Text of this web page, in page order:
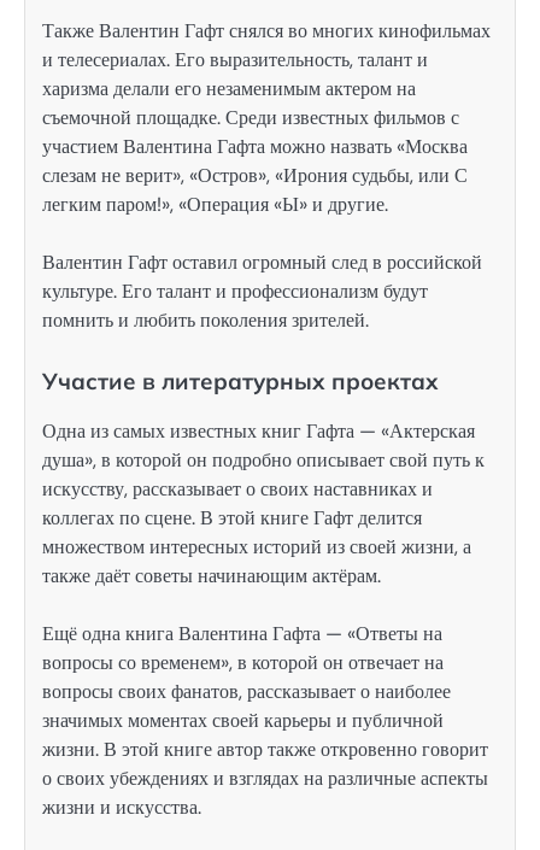
Также Валентин Гафт снялся во многих кинофильмах
и телесериалах. Его выразительность, талант и
харизма делали его незаменимым актером на
съемочной площадке. Среди известных фильмов с
участием Валентина Гафта можно назвать «Москва
слезам не верит», «Остров», «Ирония судьбы, или С
легким паром!», «Операция «Ы» и другие.
Валентин Гафт оставил огромный след в российской
культуре. Его талант и профессионализм будут
помнить и любить поколения зрителей.
Участие в литературных проектах
Одна из самых известных книг Гафта — «Актерская
душа», в которой он подробно описывает свой путь к
искусству, рассказывает о своих наставниках и
коллегах по сцене. В этой книге Гафт делится
множеством интересных историй из своей жизни, а
также даёт советы начинающим актёрам.
Ещё одна книга Валентина Гафта — «Ответы на
вопросы со временем», в которой он отвечает на
вопросы своих фанатов, рассказывает о наиболее
значимых моментах своей карьеры и публичной
жизни. В этой книге автор также откровенно говорит
о своих убеждениях и взглядах на различные аспекты
жизни и искусства.